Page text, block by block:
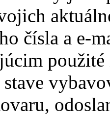
čísla a e-